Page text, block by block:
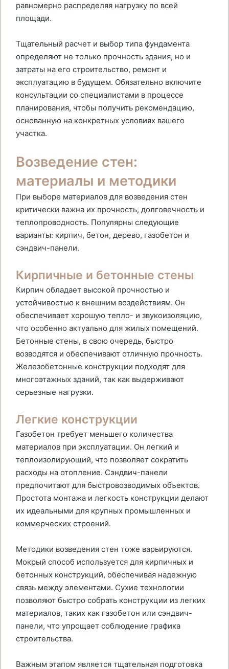
равномерно распределяя нагрузку по всей
площади.
Тщательный расчет и выбор типа фундамента
определяют не только прочность здания, но и
затраты на его строительство, ремонт и
эксплуатацию в будущем. Обязательно включите
консультации со специалистами в процессе
планирования, чтобы получить рекомендацию,
основанную на конкретных условиях вашего
участка.
Возведение стен:
материалы и методики
При выборе материалов для возведения стен
критически важна их прочность, долговечность и
теплопроводность. Популярны следующие
варианты: кирпич, бетон, дерево, газобетон и
сэндвич-панели.
Кирпичные и бетонные стены
Кирпич обладает высокой прочностью и
устойчивостью к внешним воздействиям. Он
обеспечивает хорошую тепло- и звукоизоляцию,
что особенно актуально для жилых помещений.
Бетонные стены, в свою очередь, быстро
возводятся и обеспечивают отличную прочность.
Железобетонные конструкции подходят для
многоэтажных зданий, так как выдерживают
серьезные нагрузки.
Легкие конструкции
Газобетон требует меньшего количества
материалов при эксплуатации. Он легкий и
теплоизолирующий, что позволяет сократить
расходы на отопление. Сэндвич-панели
предпочитают для быстровозводимых объектов.
Простота монтажа и легкость конструкции делают
их идеальными для крупных промышленных и
коммерческих строений.
Методики возведения стен тоже варьируются.
Мокрый способ используется для кирпичных и
бетонных конструкций, обеспечивая надежную
связь между элементами. Сухие технологии
позволяют быстро собрать конструкции из легких
материалов, таких как газобетон или сэндвич-
панели, что упрощает соблюдение графика
строительства.
Важным этапом является тщательная подготовка